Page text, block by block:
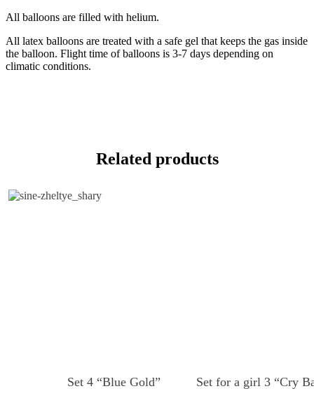
All balloons are filled with helium.
All latex balloons are treated with a safe gel that keeps the gas inside
the balloon. Flight time of balloons is 3-7 days depending on
climatic conditions.
Related products
Set 4 “Blue Gold” Set for a girl 3 “Cry